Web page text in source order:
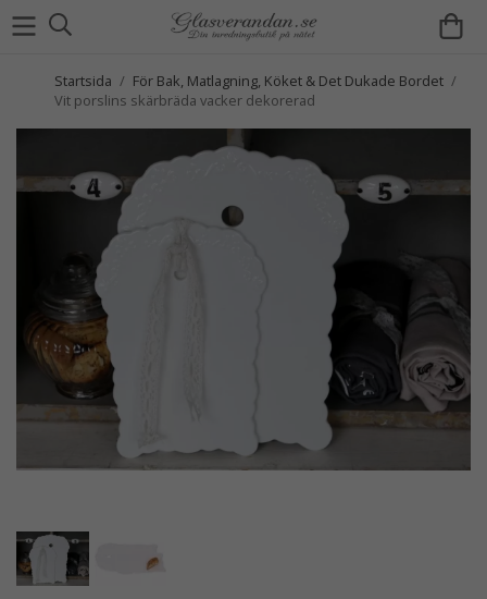
Startsida / För Bak, Matlagning, Köket & Det Dukade Bordet /
Vit porslins skärbräda vacker dekorerad